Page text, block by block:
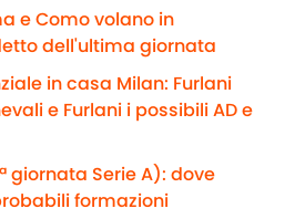
e Como volano in
dell'ultima giornata
in casa Milan: Furlani
e Furlani i possibili AD e
giornata Serie A): dove
formazioni